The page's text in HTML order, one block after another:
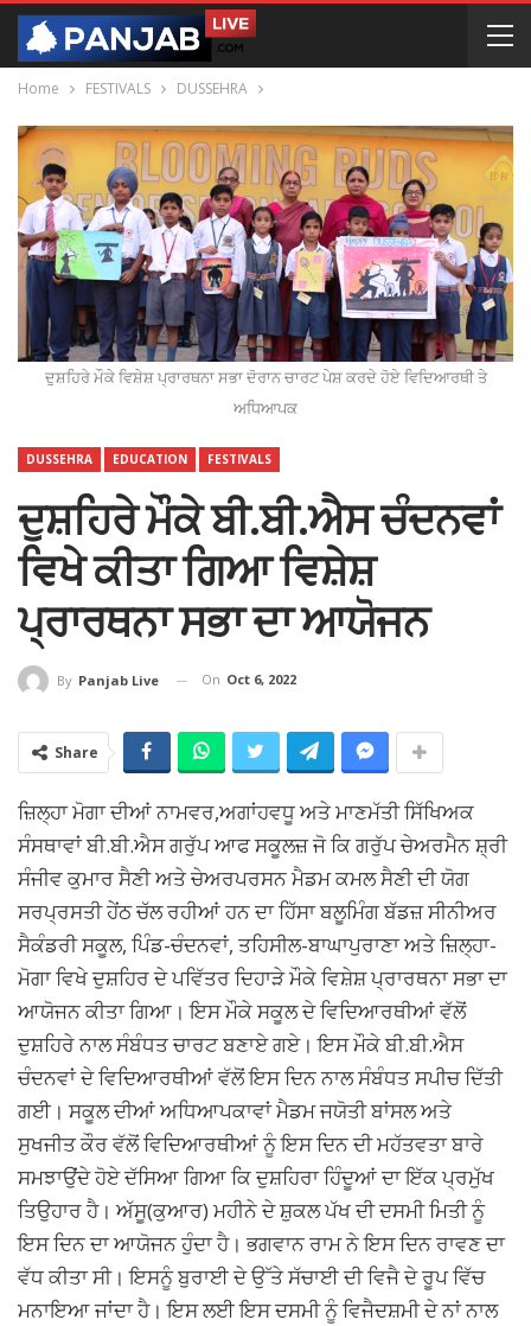
Home FESTIVALS DUSSEHRA
ਦੁਸ਼ਹਿਰੇ ਮੌਕੇ ਵਿਸ਼ੇਸ਼ ਪ੍ਰਾਰਥਨਾ ਸਭਾ ਦੋਰਾਨ ਚਾਰਟ ਪੇਸ਼ ਕਰਦੇ ਹੋਏ ਵਿਦਿਆਰਥੀ ਤੇ
ਅਧਿਆਪਕ
DUSSEHRA EDUCATION FESTIVALS
ਦੁਸ਼ਹਿਰੇ ਮੌਕੇ ਬੀ.ਬੀ.ਐਸ ਚੰਦਨਵਾਂ
ਵਿਖੇ ਕੀਤਾ ਗਿਆ ਵਿਸ਼ੇਸ਼
ਪ੍ਰਾਰਥਨਾ ਸਭਾ ਦਾ ਆਯੋਜਨ
By Panjab Live On Oct 6, 2022
Share
ਜ਼ਿਲ੍ਹਾ ਮੋਗਾ ਦੀਆਂ ਨਾਮਵਰ,ਅਗਾਂਹਵਧੂ ਅਤੇ ਮਾਣਮੱਤੀ ਸਿੱਖਿਅਕ
ਸੰਸਥਾਵਾਂ ਬੀ.ਬੀ.ਐਸ ਗਰੁੱਪ ਆਫ ਸਕੂਲਜ਼ ਜੋ ਕਿ ਗਰੁੱਪ ਚੇਅਰਮੈਨ ਸ਼੍ਰੀ
ਸੰਜੀਵ ਕੁਮਾਰ ਸੈਣੀ ਅਤੇ ਚੇਅਰਪਰਸਨ ਮੈਡਮ ਕਮਲ ਸੈਣੀ ਦੀ ਯੋਗ
ਸਰਪ੍ਰਸਤੀ ਹੇਂਠ ਚੱਲ ਰਹੀਆਂ ਹਨ ਦਾ ਹਿੱਸਾ ਬਲੂਮਿੰਗ ਬੱਡਜ਼ ਸੀਨੀਅਰ
ਸੈਕੰਡਰੀ ਸਕੂਲ, ਪਿੰਡ-ਚੰਦਨਵਾਂ, ਤਹਿਸੀਲ-ਬਾਘਾਪੁਰਾਣਾ ਅਤੇ ਜ਼ਿਲ੍ਹਾ-
ਮੋਗਾ ਵਿਖੇ ਦੁਸ਼ਹਿਰ ਦੇ ਪਵਿੱਤਰ ਦਿਹਾੜੇ ਮੌਕੇ ਵਿਸ਼ੇਸ਼ ਪ੍ਰਾਰਥਨਾ ਸਭਾ ਦਾ
ਆਯੋਜਨ ਕੀਤਾ ਗਿਆ। ਇਸ ਮੌਕੇ ਸਕੂਲ ਦੇ ਵਿਦਿਆਰਥੀਆਂ ਵੱਲੋਂ
ਦੁਸ਼ਹਿਰੇ ਨਾਲ ਸੰਬੰਧਤ ਚਾਰਟ ਬਣਾਏ ਗਏ। ਇਸ ਮੌਕੇ ਬੀ.ਬੀ.ਐਸ
ਚੰਦਨਵਾਂ ਦੇ ਵਿਦਿਆਰਥੀਆਂ ਵੱਲੋਂ ਇਸ ਦਿਨ ਨਾਲ ਸੰਬੰਧਤ ਸਪੀਚ ਦਿੱਤੀ
ਗਈ। ਸਕੂਲ ਦੀਆਂ ਅਧਿਆਪਕਾਵਾਂ ਮੈਡਮ ਜਯੋਤੀ ਬਾਂਸਲ ਅਤੇ
ਸੁਖਜੀਤ ਕੌਰ ਵੱਲੋਂ ਵਿਦਿਆਰਥੀਆਂ ਨੂੰ ਇਸ ਦਿਨ ਦੀ ਮਹੱਤਵਤਾ ਬਾਰੇ
ਸਮਝਾਉਂਦੇ ਹੋਏ ਦੱਸਿਆ ਗਿਆ ਕਿ ਦੁਸ਼ਹਿਰਾ ਹਿੰਦੂਆਂ ਦਾ ਇੱਕ ਪ੍ਰਮੁੱਖ
ਤਿਉਹਾਰ ਹੈ। ਅੱਸੂ(ਕੁਆਰ) ਮਹੀਨੇ ਦੇ ਸ਼ੁਕਲ ਪੱਖ ਦੀ ਦਸਮੀ ਮਿਤੀ ਨੂੰ
ਇਸ ਦਿਨ ਦਾ ਆਯੋਜਨ ਹੁੰਦਾ ਹੈ। ਭਗਵਾਨ ਰਾਮ ਨੇ ਇਸ ਦਿਨ ਰਾਵਣ ਦਾ
ਵੱਧ ਕੀਤਾ ਸੀ। ਇਸਨੂੰ ਬੁਰਾਈ ਦੇ ਉੱਤੇ ਸੱਚਾਈ ਦੀ ਵਿਜੈ ਦੇ ਰੂਪ ਵਿੱਚ
ਮਨਾਇਆ ਜਾਂਦਾ ਹੈ। ਇਸ ਲਈ ਇਸ ਦਸਮੀ ਨੂੰ ਵਿਜੈਦਸ਼ਮੀ ਦੇ ਨਾਂ ਨਾਲ